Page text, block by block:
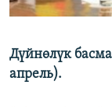
Дүйнөлүк
апрель).